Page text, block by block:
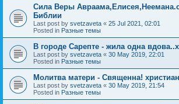
Сила Веры
Библии
Last post by svetzaveta « 25 Jul 2021, 02:01
Posted in Разные темы
В городе Сарепте - жила одна
Last post by svetzaveta « 30 May 2019, 22:01
Posted in Разные темы
Молитва матери - Священна!
Last post by svetzaveta « 30 May 2019, 21:54
Posted in Разные темы